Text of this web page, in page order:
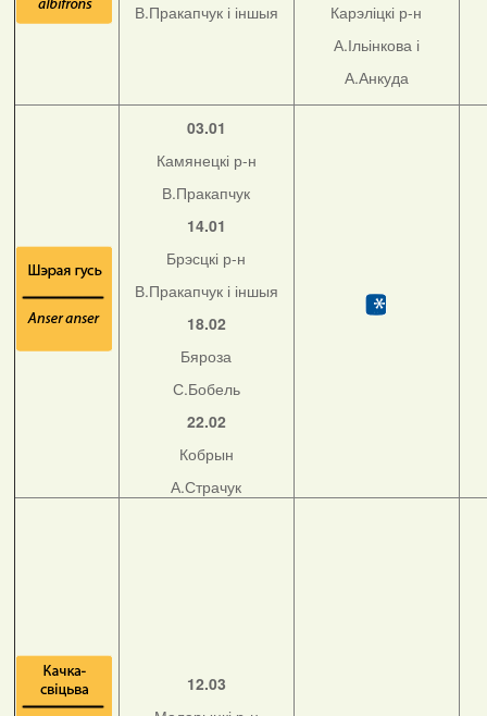
В.Пракапчук і іншыя
Карэліцкі р-н
А.Ільінкова і
А.Анкуда
03.01
Камянецкі р-н
В.Пракапчук
14.01
Брэсцкі р-н
В.Пракапчук і іншыя
18.02
Бяроза
С.Бобель
22.02
Кобрын
А.Страчук
12.03